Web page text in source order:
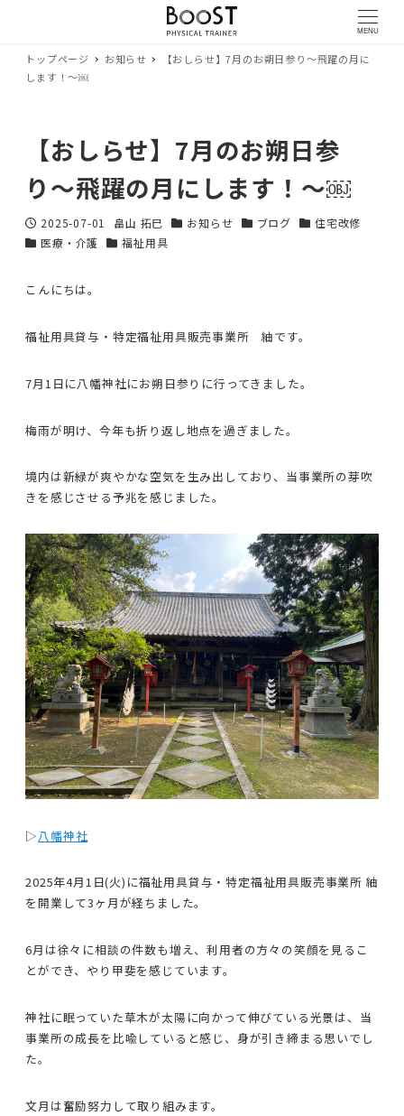
MENU
トップページ お知らせ
【おしらせ】7月のお朔日参り〜飛躍の月に
します！〜￼
【おしらせ】7月のお朔日参
り〜飛躍の月にします！〜￼
投稿日
2025-07-01
著
者
畠山 拓巳
カテゴリー
お知らせ
カテゴリー
ブログ
カテゴリー
住宅改修
カテゴリー
医療・介護
カテゴリー
福祉用具
こんにちは。
福祉用具貸与・特定福祉用具販売事業所 紬です。
7月1日に八幡神社にお朔日参りに行ってきました。
梅雨が明け、今年も折り返し地点を過ぎました。
境内は新緑が爽やかな空気を生み出しており、当事業所の芽吹
きを感じさせる予兆を感じました。
▷八幡神社
2025年4月1日(火)に福祉用具貸与・特定福祉用具販売事業所 紬
を開業して3ヶ月が経ちました。
6月は徐々に相談の件数も増え、利用者の方々の笑顔を見るこ
とができ、やり甲斐を感じています。
神社に眠っていた草木が太陽に向かって伸びている光景は、当
事業所の成長を比喩していると感じ、身が引き締まる思いでし
た。
文月は奮励努力して取り組みます。